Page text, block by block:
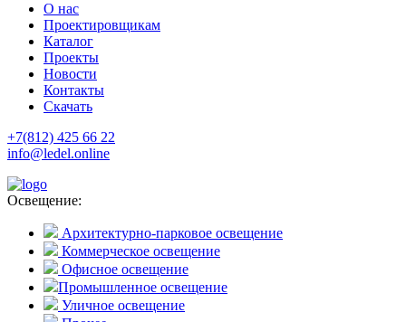
О нас
Проектировщикам
Каталог
Проекты
Новости
Контакты
Скачать
+7(812) 425 66 22
info@ledel.online
Освещение:
Архитектурно-парковое освещение
Коммерческое освещение
Офисное освещение
Промышленное освещение
Уличное освещение